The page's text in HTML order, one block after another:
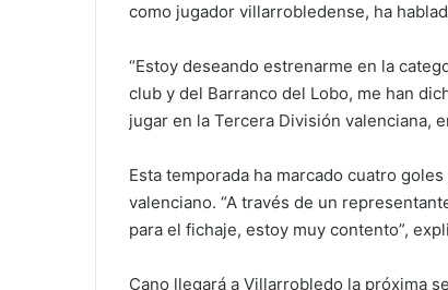
como jugador villarrobledense, ha
“Estoy deseando estrenarme en la
club y del Barranco del Lobo, me han
jugar en la Tercera División valenciana,
Esta temporada ha marcado cuatro
valenciano. “A través de un
para el fichaje, estoy muy contento”,
Cano llegará a Villarrobledo la próxima